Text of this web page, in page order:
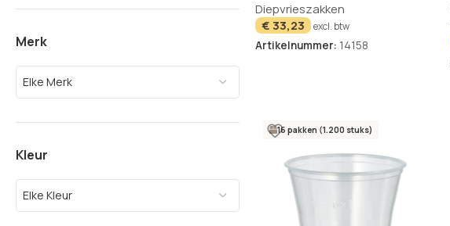
Merk
Elke Merk
Kleur
Elke Kleur
Diepvrieszakken
€33,23 excl. btw
Artikelnummer: 14158
16 pakken (1.200 stuks)